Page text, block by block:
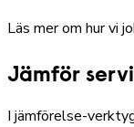
Läs mer om hur vi
Jämför
I jämförelse-